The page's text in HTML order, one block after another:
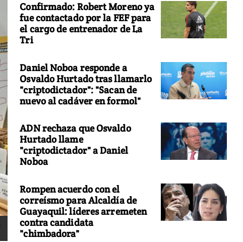
Confirmado: Robert Moreno ya
fue contactado por la FEF para
el cargo de entrenador de La
Tri
Daniel Noboa responde a
Osvaldo Hurtado tras llamarlo
"criptodictador": "Sacan de
nuevo al cadáver en formol"
ADN rechaza que Osvaldo
Hurtado llame
"criptodictador" a Daniel
Noboa
Rompen acuerdo con el
correísmo para Alcaldía de
Guayaquil: líderes arremeten
contra candidata
"chimbadora"